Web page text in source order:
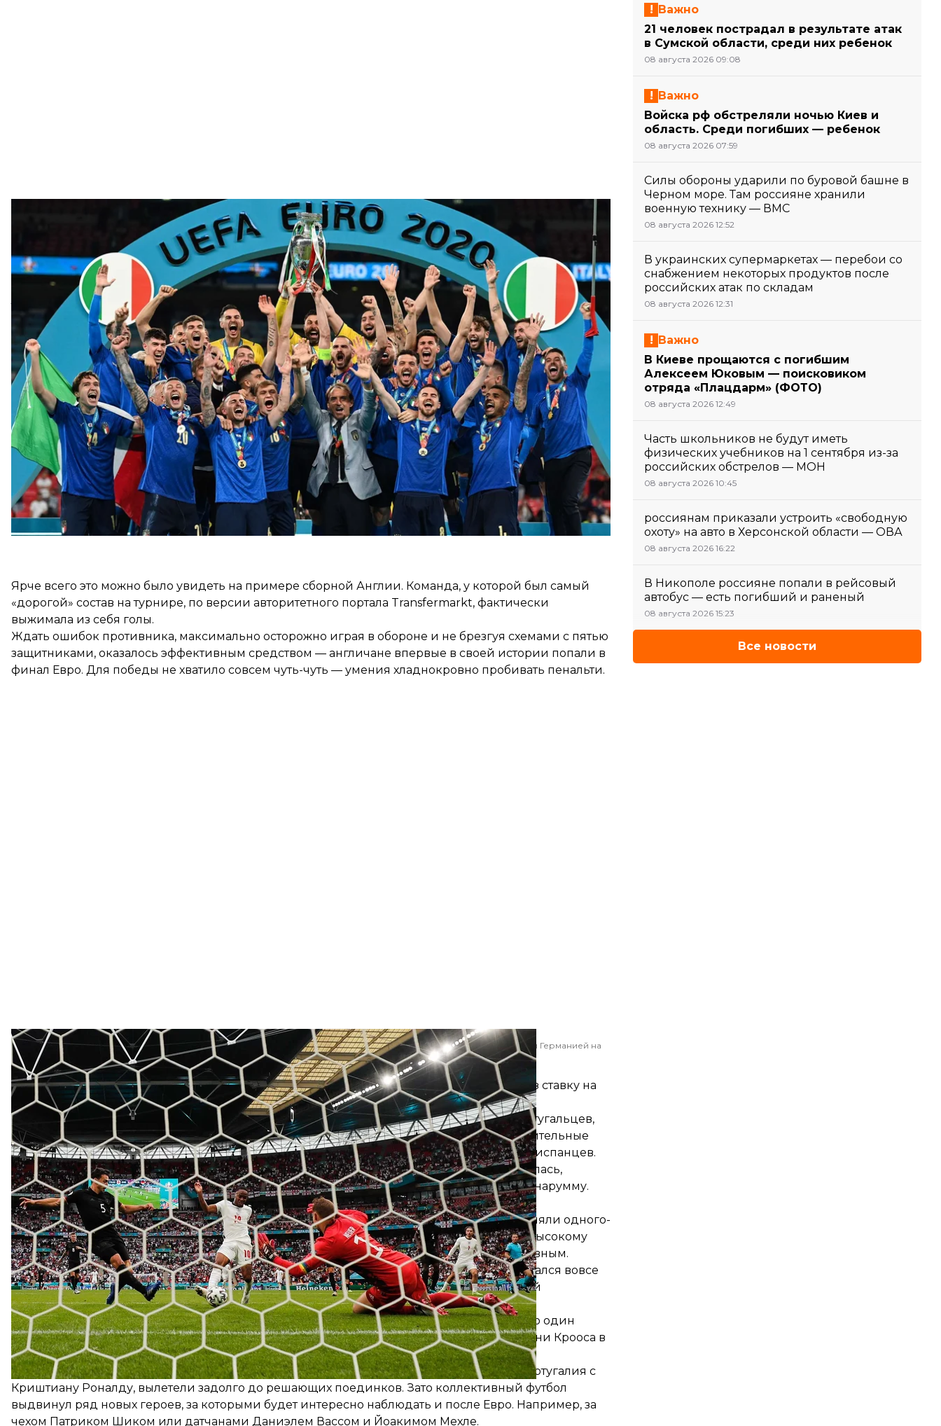
Сборная Италии празднует победу на Евро-2020 после победы в финале над сборной Англии на стадионе «Уэмбли» в Лондоне, 11
июля 2021 года
AP/Michael Regan
Евро-2020, финальный аккорд которого отгремел на «Уэмбли» в воскресенье, 11 июля, уже называют
едва ли не лучшим чемпионатом Европы по футболу как минимум в XXI веке.
Блестящий триумф Италии, и Англия, которая снова не смогла выиграть турнир, даже несмотря на
то, что играла преимущественно дома. Мы увидели немало ярких матчей и незабываемые
выступления лучших звезд Европы. Что-то останется просто как яркие воспоминания, а что-то
повлияет на развитие футбола в ближайшее десятилетие. hromadske подводит итоги и прощается с
Евро!
Победили самые осторожные
Ярче всего это можно было увидеть на примере сборной Англии. Команда, у которой был самый
«дорогой» состав на турнире, по версии авторитетного портала Transfermarkt, фактически
выжимала из себя голы.
Ждать ошибок противника, максимально осторожно играя в обороне и не брезгуя схемами с пятью
защитниками, оказалось эффективным средством — англичане впервые в своей истории попали в
финал Евро. Для победы не хватило совсем чуть-чуть — умения хладнокровно пробивать пенальти.
Англичанин Стерлинг (в центре) забивает гол в матче 1/8 финала чемпионата Европы по футболу между Англией и Германией на
стадионе «Уэмбли» в Лондоне, 29 июня 2021 года
AP/Frank Augstein
Да и другие команды, которые традиционно считались атакующими, сделали в этот раз ставку на
оборону.
Так, Бельгия «вынесла» из турнира действующих на тот момент чемпионов Европы португальцев,
сыграв откровенно от защиты. А потом уже сами бельгийцы не смогли сломить оборонительные
стены итальянцев. И в полуфинале Италия играла откровенно вторым номером против испанцев.
Известная поговорка «Атака выигрывает матчи, защита завоевывает титулы» подтвердилась,
недаром самым ценным игроком турнира признали вратаря Италии Джанлуиджи Доннарумму.
Суперзвезды уже не «решают»
Откровенно неудачно выступили на турнире сборные, в составе которых заранее выделяли одного-
двух футболистов, которые должны «тянуть» команду к титулу или, по крайней мере, к высокому
месту в турнирной таблице. Но распределение обязанностей оказалось более эффективным.
Накануне соревнований главным претендентом на звание самого ценного игрока считался вовсе
не Доннарумма, а форвард сборной Франции Килиан Мбаппе. Однако сверхскоростной
нападающий «ПСЖ» на Евро, можно сказать, провалился.
Можно вспомнить и не самые лучшие выступления Гарета Бэйла в Уэльсе (выдал только один
классный матч с Турцией, но соперник был слишком слабым) или Томаса Мюллера и Тони Крооса в
Германии.
И даже команды, чьи яркие лидеры блистали, как Хорватия с Лукой Модричем или Португалия с
Криштиану Роналду, вылетели задолго до решающих поединков. Зато коллективный футбол
выдвинул ряд новых героев, за которыми будет интересно наблюдать и после Евро. Например, за
чехом Патриком Шиком или датчанами Даниэлем Вассом и Йоакимом Мехле.
Важно
21 человек пострадал в результате атак
в Сумской области, среди них ребенок
08 августа 2026 09:08
Важно
Войска рф обстреляли ночью Киев и
область. Среди погибших — ребенок
08 августа 2026 07:59
Силы обороны ударили по буровой башне в
Черном море. Там россияне хранили
военную технику — ВМС
08 августа 2026 12:52
В украинских супермаркетах — перебои со
снабжением некоторых продуктов после
российских атак по складам
08 августа 2026 12:31
Важно
В Киеве прощаются с погибшим
Алексеем Юковым — поисковиком
отряда «Плацдарм» (ФОТО)
08 августа 2026 12:49
Часть школьников не будут иметь
физических учебников на 1 сентября из-за
российских обстрелов — МОН
08 августа 2026 10:45
россиянам приказали устроить «свободную
охоту» на авто в Херсонской области — ОВА
08 августа 2026 16:22
В Никополе россияне попали в рейсовый
автобус — есть погибший и раненый
08 августа 2026 15:23
Все новости